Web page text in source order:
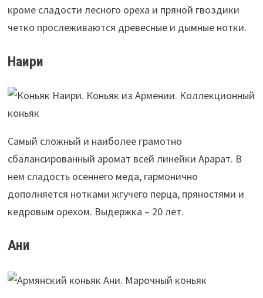
кроме сладости лесного ореха и пряной гвоздики
четко прослеживаются древесные и дымные нотки.
Наири
Самый сложный и наиболее грамотно
сбалансированный аромат всей линейки Арарат. В
нем сладость осеннего меда, гармонично
дополняется нотками жгучего перца, пряностями и
кедровым орехом. Выдержка – 20 лет.
Ани